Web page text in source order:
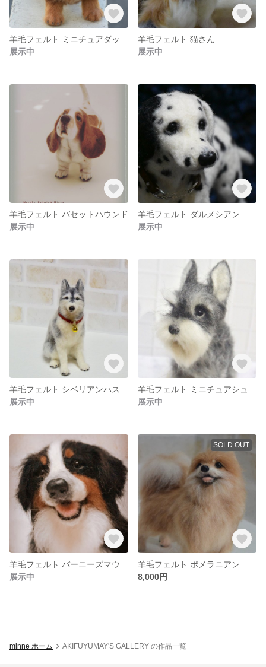
展示中
羊毛フェルト 猫さん
展示中
羊毛フェルト バセットハウンド
展示中
羊毛フェルト ダルメシアン
展示中
展示中
展示中
展示中
SOLD OUT
羊毛フェルト ポメラニアン
8,000円
minne ホーム AKIFUYUMAY'S GALLERY の作品一覧